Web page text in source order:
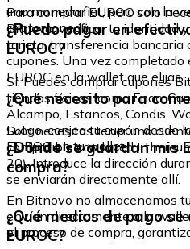
una moneda fiat, pero con la
criptomoneda.
Para comprar EUROC solo
Bitnovo, verificar tu identidad
tarjeta, transferencia bancaria
cupones. Una vez completado
EUROC en la wallet que elijas.
¿Puedo pagar en
EUROC?
Sí. Puedes comprar cupones
tiendas físicas, como Fnac,
Alcampo, Estancos, Condis,
Luego, canjea tu cupón desde
EUROC en tu wallet.
¿Qué necesito para
Solo necesitas tener una
compatible con la red
20). Introduce la dirección
se enviarán directamente allí.
¿Dónde se guardan mis
compra?
En Bitnovo no almacenamos
envían directamente a la
el proceso de compra,
¿Qué medios de pago
EUROC?